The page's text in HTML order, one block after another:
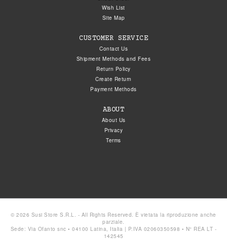
Wish List
Site Map
CUSTOMER SERVICE
Contact Us
Shipment Methods and Fees
Return Policy
Create Return
Payment Methods
ABOUT
About Us
Privacy
Terms
© 2026 Susi Store S.R.L. - All Rights Reserved. È vietata la riproduzione anche
parziale.
Sede: Via Ofanto snc • 04100 Latina, Italia | P.IVA 02060350598 • N° REA LT -
142545